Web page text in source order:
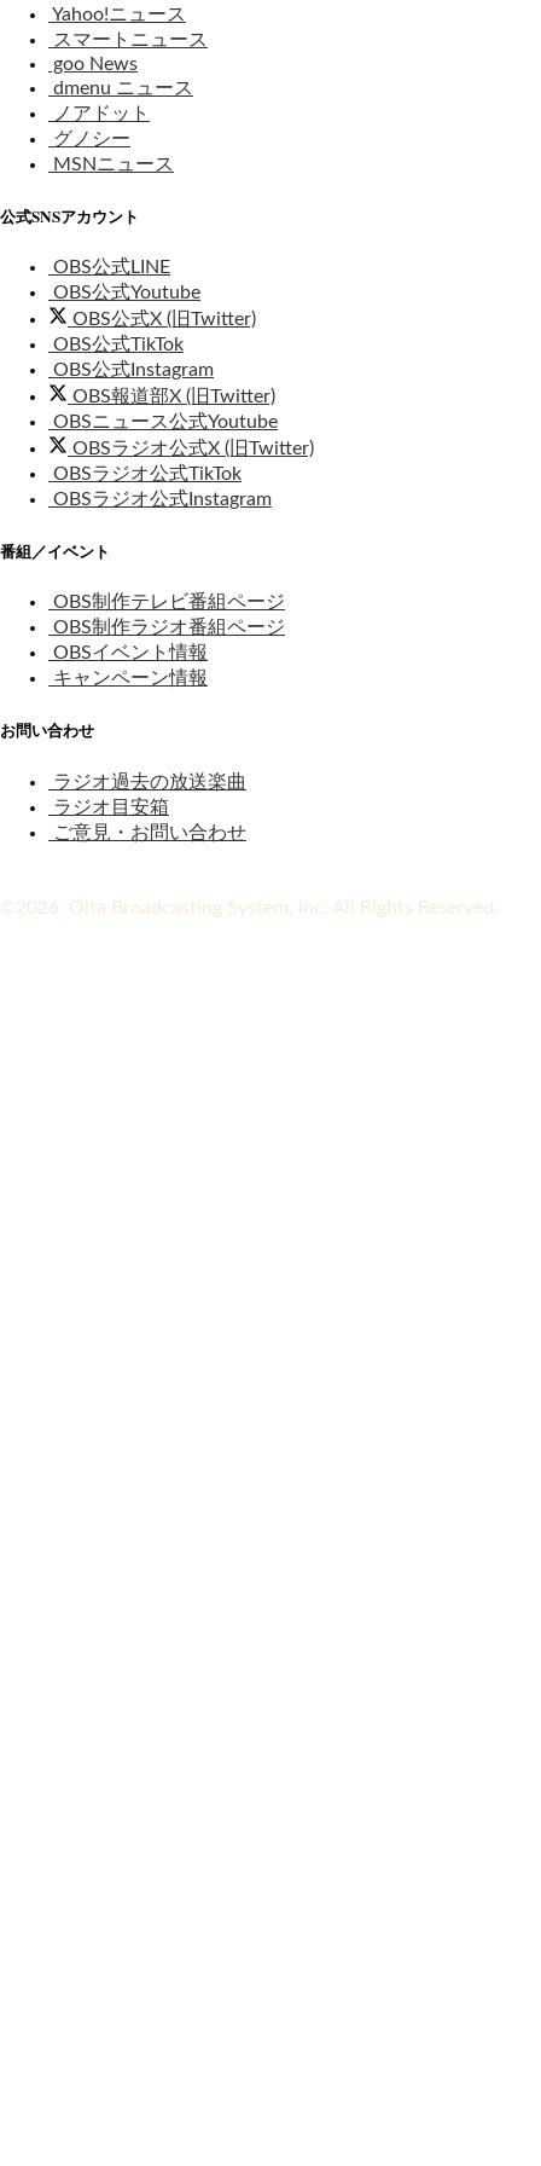
Yahoo!ニュース
スマートニュース
goo News
dmenu ニュース
ノアドット
グノシー
MSNニュース
公式SNSアカウント
OBS公式LINE
OBS公式Youtube
OBS公式X (旧Twitter)
OBS公式TikTok
OBS公式Instagram
OBS報道部X (旧Twitter)
OBSニュース公式Youtube
OBSラジオ公式X (旧Twitter)
OBSラジオ公式TikTok
OBSラジオ公式Instagram
番組／イベント
OBS制作テレビ番組ページ
OBS制作ラジオ番組ページ
OBSイベント情報
キャンペーン情報
お問い合わせ
ラジオ過去の放送楽曲
ラジオ目安箱
ご意見・お問い合わせ
©2026 Oita Broadcasting System, Inc. All Rights Reserved.